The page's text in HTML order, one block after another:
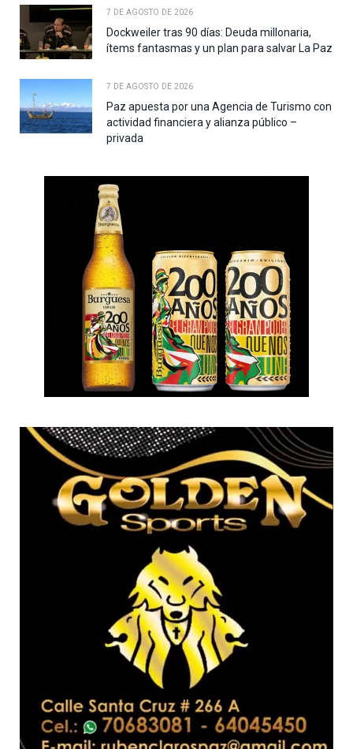
7 DE AGOSTO DE 2026
Dockweiler tras 90 días: Deuda millonaria,
ítems fantasmas y un plan para salvar La Paz
7 DE AGOSTO DE 2026
Paz apuesta por una Agencia de Turismo con
actividad financiera y alianza público –
privada